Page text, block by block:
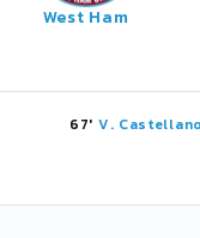
West Ham
67' V.